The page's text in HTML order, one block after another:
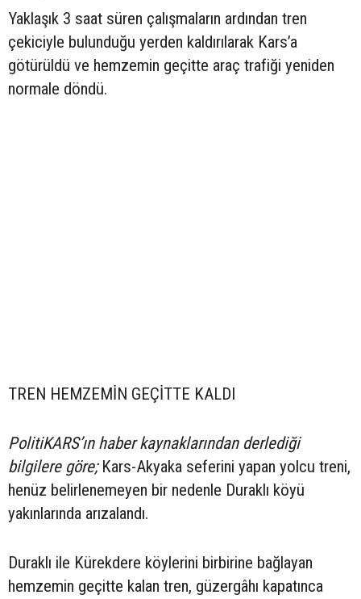
Yaklaşık 3 saat süren çalışmaların ardından tren
çekiciyle bulunduğu yerden kaldırılarak Kars’a
götürüldü ve hemzemin geçitte araç trafiği yeniden
normale döndü.
TREN HEMZEMİN GEÇİTTE KALDI
PolitiKARS’ın haber kaynaklarından derlediği
bilgilere göre;Kars-Akyaka seferini yapan yolcu treni,
henüz belirlenemeyen bir nedenle Duraklı köyü
yakınlarında arızalandı.
Duraklı ile Kürekdere köylerini birbirine bağlayan
hemzemin geçitte kalan tren, güzergâhı kapatınca